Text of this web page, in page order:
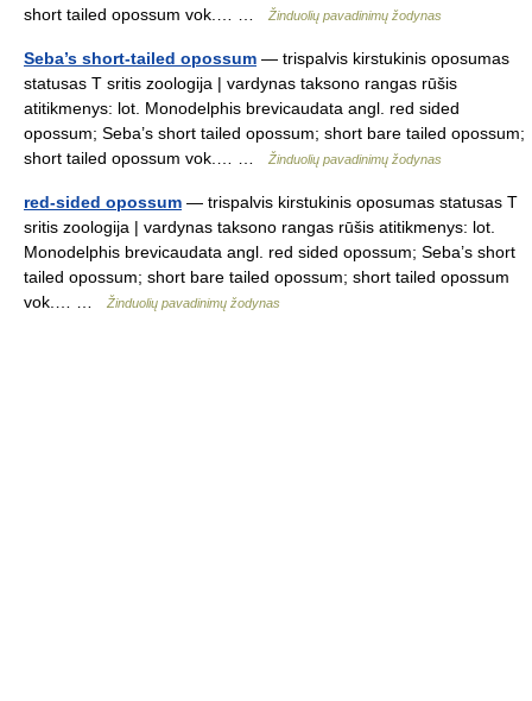
short tailed opossum vok.… …
Žinduolių pavadinimų žodynas
Seba’s short-tailed opossum — trispalvis kirstukinis oposumas
statusas T sritis zoologija | vardynas taksono rangas rūšis
atitikmenys: lot. Monodelphis brevicaudata angl. red sided
opossum; Seba’s short tailed opossum; short bare tailed opossum;
short tailed opossum vok.… …
Žinduolių pavadinimų žodynas
red-sided opossum — trispalvis kirstukinis oposumas statusas T
sritis zoologija | vardynas taksono rangas rūšis atitikmenys: lot.
Monodelphis brevicaudata angl. red sided opossum; Seba’s short
tailed opossum; short bare tailed opossum; short tailed opossum
vok.… …
Žinduolių pavadinimų žodynas